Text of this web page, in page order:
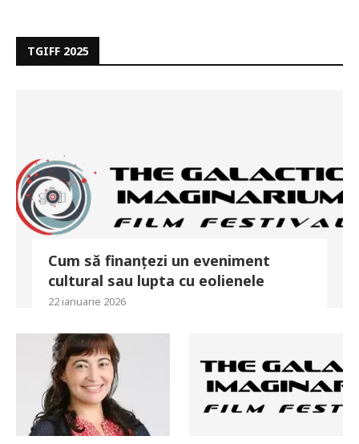
TGIFF 2025
Cum să finanțezi un eveniment
cultural sau lupta cu eolienele
22 ianuarie 2026